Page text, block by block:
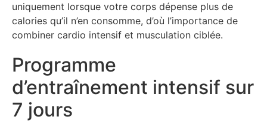
uniquement lorsque votre corps dépense plus de
calories qu’il n’en consomme, d’où l’importance de
combiner cardio intensif et musculation ciblée.
Programme
d’entraînement intensif sur
7 jours